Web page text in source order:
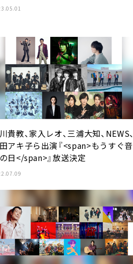
貴教、家入レオ、三浦大知、NEWS、
アキ子ら出演『<span>もうすぐ音
日</span>』放送決定